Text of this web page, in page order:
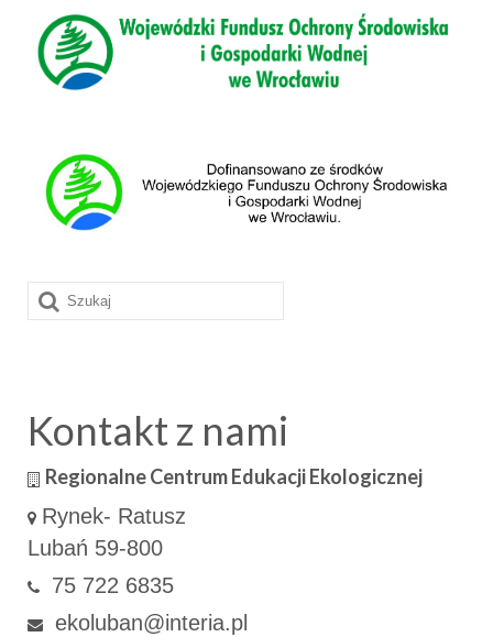
Szuklaj
w:
Kontakt z nami
Regionalne Centrum Edukacji Ekologicznej
Rynek- Ratusz
Lubań 59-800
75 722 6835
ekoluban@interia.pl